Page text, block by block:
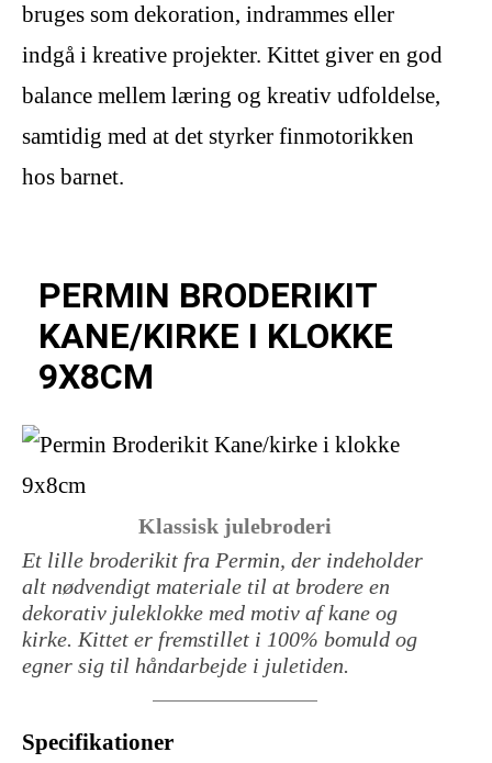
bruges som dekoration, indrammes eller
indgå i kreative projekter. Kittet giver en god
balance mellem læring og kreativ udfoldelse,
samtidig med at det styrker finmotorikken
hos barnet.
Klassisk julebroderi
PERMIN BRODERIKIT
KANE/KIRKE I KLOKKE
9X8CM
Et lille broderikit fra Permin, der indeholder
alt nødvendigt materiale til at brodere en
dekorativ juleklokke med motiv af kane og
kirke. Kittet er fremstillet i 100% bomuld og
egner sig til håndarbejde i juletiden.
Specifikationer